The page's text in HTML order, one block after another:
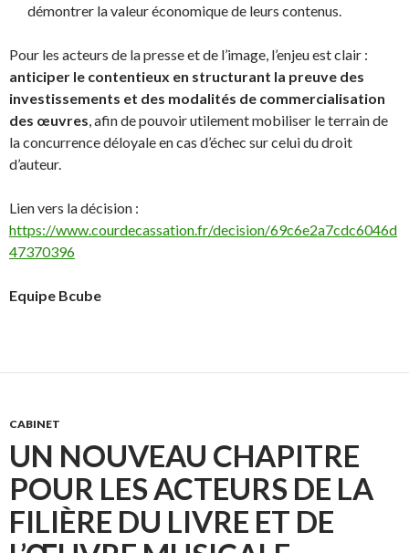
démontrer la valeur économique de leurs contenus.
Pour les acteurs de la presse et de l’image, l’enjeu est clair :
anticiper le contentieux en structurant la preuve des
investissements et des modalités de commercialisation
des œuvres, afin de pouvoir utilement mobiliser le terrain de
la concurrence déloyale en cas d’échec sur celui du droit
d’auteur.
Lien vers la décision :
https://www.courdecassation.fr/decision/69c6e2a7cdc6046d
47370396
Equipe Bcube
CABINET
UN NOUVEAU CHAPITRE
POUR LES ACTEURS DE LA
FILIÈRE DU LIVRE ET DE